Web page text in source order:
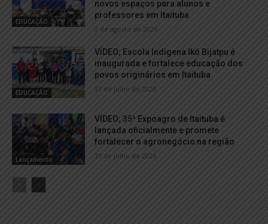
EDUCAÇÃO
novos espaços para alunos e
professores em Itaituba
3 de agosto de 2026
EDUCAÇÃO
VÍDEO; Escola Indígena Ikó Bijatpu é
inaugurada e fortalece educação dos
povos originários em Itaituba
31 de julho de 2026
Lançamento
VÍDEO; 35ª Expoagro de Itaituba é
lançada oficialmente e promete
fortalecer o agronegócio na região
31 de julho de 2026